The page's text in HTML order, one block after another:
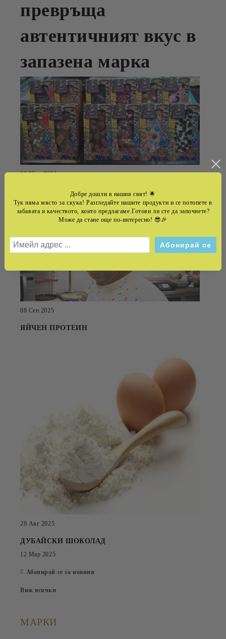
превръща
автентичният вкус в
запазена марка
22 Юли 2026
ИНТЕРВЮ С ШОКОТИЕР НЕЦОВСКИ
08 Сеп 2025
ЯЙЧЕН ПРОТЕИН
28 Авг 2025
ДУБАЙСКИ ШОКОЛАД
12 Мар 2025
Абонирай се за новини
Виж всички
МАРКИ
Добре дошли в нашия свят! 🌟
Тук няма място за скука! Разгледайте нашите продукти и се потопете в
забавата и качеството, които предлагаме.Готови ли сте да започнете?
Може да стане още по-интересно! 😎🎉